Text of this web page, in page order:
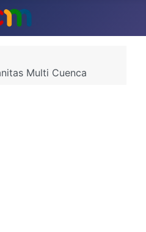
Multi Cuenca